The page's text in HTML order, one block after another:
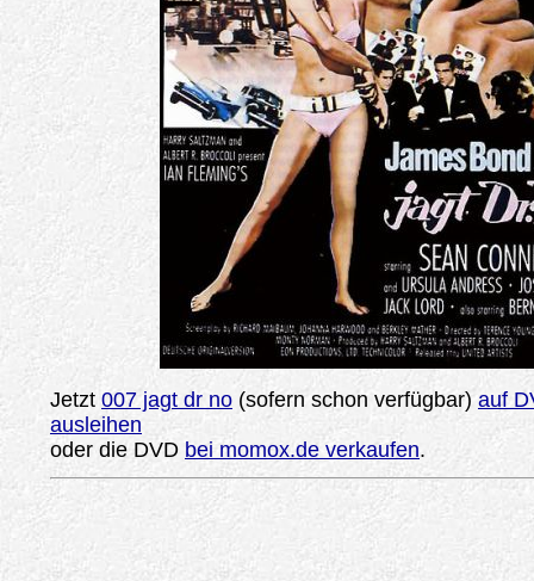
Jetzt 007 jagt dr no (sofern schon verfügbar) auf
ausleihen
oder die DVD bei momox.de verkaufen.